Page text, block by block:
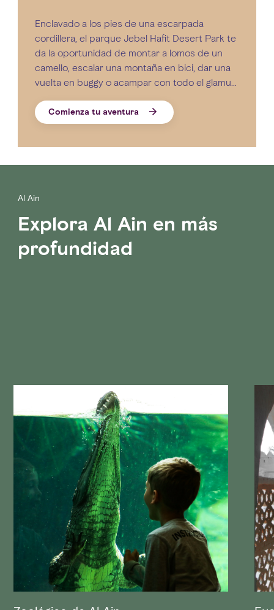
Parque Jebel Hafit Desert Park
Enclavado a los pies de una escarpada
cordillera, el parque Jebel Hafit Desert Park te
da la oportunidad de montar a lomos de un
camello, escalar una montaña en bici, dar una
vuelta en buggy o acampar con todo el glamur
a la luz de las estrellas, todo ello en un solo día.
Comienza tu aventura
Al Ain
Explora Al Ain en más
profundidad